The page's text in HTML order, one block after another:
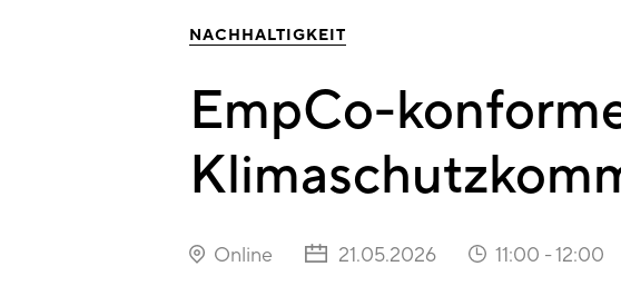
NACHHALTIGKEIT
EmpCo-
Online 21.05.2026 11:00 -12:00